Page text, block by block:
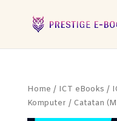
Home / ICT eBooks /
Komputer / Catatan